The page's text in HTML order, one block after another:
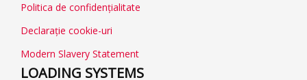
Politica de confidențialitate
Declarație cookie-uri
Modern Slavery Statement
LOADING SYSTEMS